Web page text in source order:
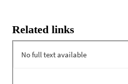
spessore del dente della ruota folle.
trasmissione e che agiscono sui
dell'ellisse (funzione della
Related links